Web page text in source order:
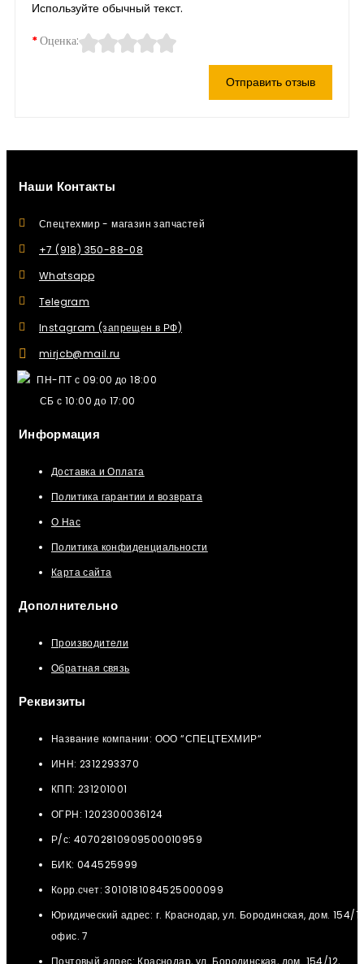
Используйте обычный текст.
Оценка:
Отправить отзыв
Наши Контакты
Спецтехмир - магазин запчастей
+7 (918) 350-88-08
Whatsapp
Telegram
Instagram (запрещен в РФ)
mirjcb@mail.ru
ПН-ПТ с 09:00 до 18:00
СБ с 10:00 до 17:00
Информация
Доставка и Оплата
Политика гарантии и возврата
О Нас
Политика конфиденциальности
Карта сайта
Дополнительно
Производители
Обратная связь
Реквизиты
Название компании: ООО “СПЕЦТЕХМИР“
ИНН: 2312293370
КПП: 231201001
ОГРН: 1202300036124
Р/с: 40702810909500010959
БИК: 044525999
Корр.счет: 3010181084525000099
Юридический адрес: г. Краснодар, ул. Бородинская, дом. 154/
офис. 7
Почтовый адрес: Краснодар, ул. Бородинская, дом. 154/12,